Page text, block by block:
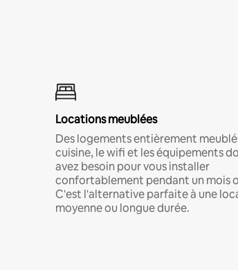
Locations meublées
Des logements entièrement
cuisine, le wifi et les équipements
avez besoin pour vous installer
confortablement pendant un mois
C'est l'alternative parfaite à une
moyenne ou longue durée.